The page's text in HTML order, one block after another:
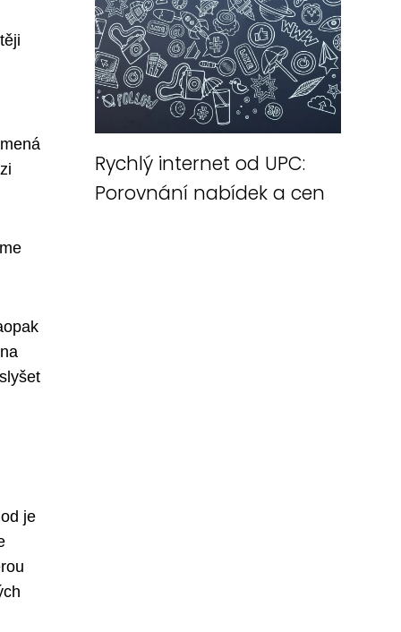
je
Rychlý internet od UPC:
Porovnání nabídek a cen